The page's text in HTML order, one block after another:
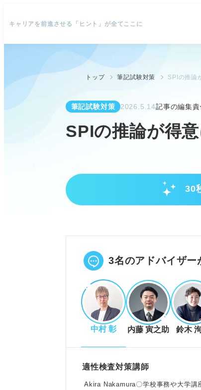
キャリアを前進させる「ヒント」が全てここに
トップ 筆記試験対策 SPIの推論
筆記試験対策 2026.5.14記事の編集
SPIの推論が得
30
SPI推論の重要性と難しさ
論理的思考力や読解力不足
POINT：難易度は高いが、
SPI推論をスラスラ解くため
早い段階から対策を始め十
レベルに合った問題集を3周
形式ごとの解法パターンを
POINT：模試で苦手分野を
3名のアドバイザー
中村 彰 内藤 寅之助 鈴木
適性検査対策講師
Akira Nakamura〇学校事務や大学講